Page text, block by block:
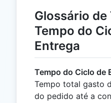
Glossário de
Tempo do
Entrega
Tempo do Ciclo de
Tempo total gasto
do pedido até a